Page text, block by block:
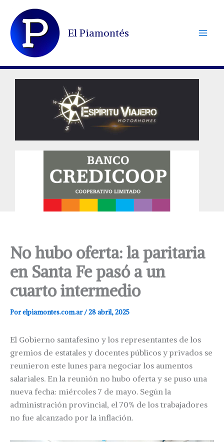
contenido
El Piamontés
No hubo oferta: la paritaria
en Santa Fe pasó a un
cuarto intermedio
Porelpiamontes.com.ar/28 abril, 2025
El Gobierno santafesino y los representantes de los
gremios de estatales y docentes públicos y privados se
reunieron este lunes para negociar los aumentos
salariales. En la reunión no hubo oferta y se puso una
nueva fecha: miércoles 7 de mayo. Según la
administración provincial, el 70% de los trabajadores
no fue alcanzado por la inflación.